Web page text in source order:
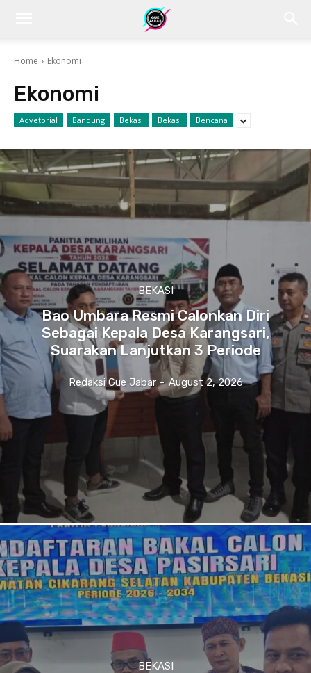
Home Ekonomi
Ekonomi
Advetorial Bandung Bekasi Bekasi Bencana
BEKASI
Bao Umbara Resmi Calonkan Diri
Sebagai Kepala Desa Karangsari,
Suarakan Lanjutkan 3 Periode
Redaksi Gue Jabar - August 2, 2026
BEKASI